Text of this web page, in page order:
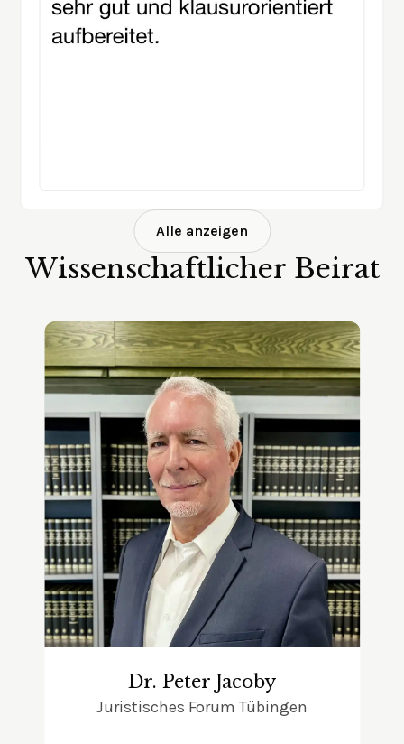
Alle anzeigen
Wissenschaftlicher Beirat
Dr. Peter Jacoby
Juristisches Forum Tübingen